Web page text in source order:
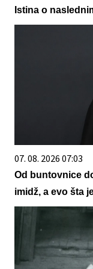
Istina o
07. 08. 2026 07:03
Od buntovnice
imidž, a evo šta